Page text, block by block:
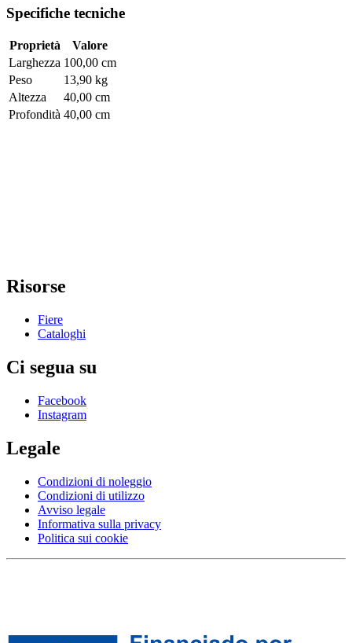
Specifiche tecniche
Proprietà
Valore
Larghezza 100,00 cm
Peso
13,90 kg
Altezza
40,00 cm
Profondità 40,00 cm
Risorse
Fiere
Cataloghi
Ci segua su
Facebook
Instagram
Legale
Condizioni di noleggio
Condizioni di utilizzo
Avviso legale
Informativa sulla privacy
Politica sui cookie